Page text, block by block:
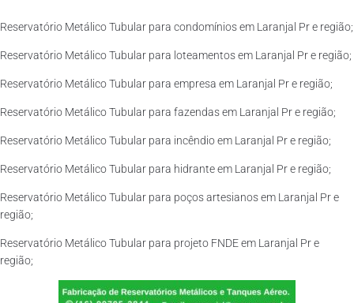
Reservatório Metálico Tubular para condomínios em Laranjal Pr e região;
Reservatório Metálico Tubular para loteamentos em Laranjal Pr e região;
Reservatório Metálico Tubular para empresa em Laranjal Pr e região;
Reservatório Metálico Tubular para fazendas em Laranjal Pr e região;
Reservatório Metálico Tubular para incêndio em Laranjal Pr e região;
Reservatório Metálico Tubular para hidrante em Laranjal Pr e região;
Reservatório Metálico Tubular para poços artesianos em Laranjal Pr e
região;
Reservatório Metálico Tubular para projeto FNDE em Laranjal Pr e
região;